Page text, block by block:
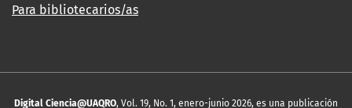
Para bibliotecarios/as
Digital Ciencia@UAQRO, Vol. 19, No. 1, enero-junio 2026, es una publicación